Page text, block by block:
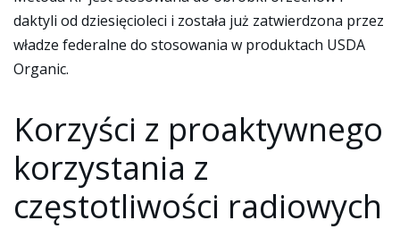
daktyli od dziesięcioleci i została już zatwierdzona przez
władze federalne do stosowania w produktach USDA
Organic.
Korzyści z proaktywnego
korzystania z
częstotliwości radiowych